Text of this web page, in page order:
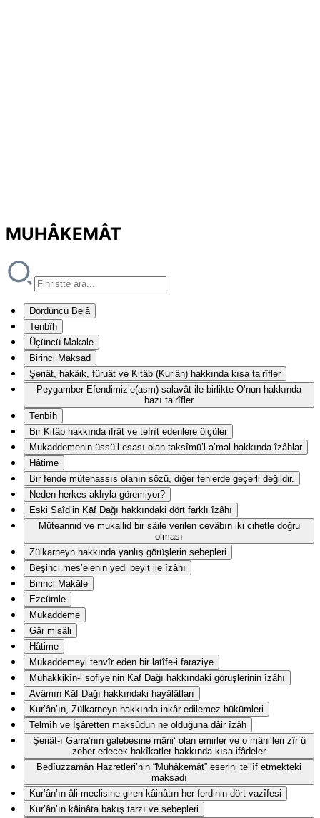
MUHÂKEMÂT
Dördüncü Belâ
Tenbîh
Üçüncü Makale
Birinci Maksad
Şeriât, hakâik, füruât ve Kitâb (Kur’ân) hakkında kısa ta‘rîfler
Peygamber Efendimiz’e(asm) salavât ile birlikte O’nun hakkında
bazı ta‘rîfler
Tenbîh
Bir Kitâb hakkında ifrât ve tefrît edenlere ölçüler
Mukaddemenin üssü’l-esası olan taksîmü’l-a’mal hakkında îzâhlar
Hâtime
Bir fende mütehassıs olanın sözü, diğer fenlerde geçerli değildir.
Neden herkes aklıyla göremiyor?
Eski Saîd’in Kāf Dağı hakkındaki dört farklı îzâhı
Müteannid ve mukallid bir sâile verilen cevâbın iki cihetle doğru
olması
Zülkarneyn hakkında yanlış görüşlerin sebepleri
Beşinci mes’elenin yedi beyit ile îzâhı
Birinci Makāle
Ezcümle
Mukaddeme
Gār misâli
Hâtime
Mukaddemeyi tenvîr eden bir latîfe-i faraziye
Muhakkikîn-i sofiye’nin Kāf Dağı hakkındaki görüşlerinin îzâhı
Avâmın Kāf Dağı hakkındaki hayâlâtları
Kur’ân’ın, Zülkarneyn hakkında inkâr edilemez hükümleri
Telmîh ve İşâretten maksûdun ne olduğuna dâir îzâh
Şeriât-ı Garra’nın galebesine mâni‘ olan emirler ve o mâni‘leri zîr ü
zeber edecek hakîkatler hakkında kısa ifâdeler
Bedîüzzamân Hazretleri’nin “Muhâkemât” eserini te’lîf etmekteki
maksadı
Kur’ân’ın âli meclisine giren kâinâtın her ferdinin dört vazîfesi
Kur’ân’ın kâinâta bakış tarzı ve sebepleri